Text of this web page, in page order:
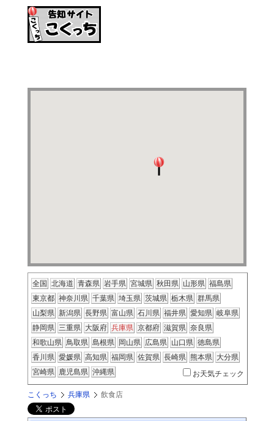
全国 北海道 青森県 岩手県 宮城県 秋田県 山形県 福島県
東京都 神奈川県 千葉県 埼玉県 茨城県 栃木県 群馬県
山梨県 新潟県 長野県 富山県 石川県 福井県 愛知県 岐阜県
静岡県 三重県 大阪府 兵庫県 京都府 滋賀県 奈良県
和歌山県 鳥取県 島根県 岡山県 広島県 山口県 徳島県
香川県 愛媛県 高知県 福岡県 佐賀県 長崎県 熊本県 大分県
宮崎県 鹿児島県 沖縄県 お天気チェック
こくっち 兵庫県 飲食店